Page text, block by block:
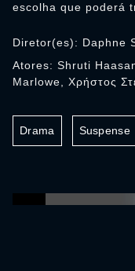
escolha que poderá
Diretor(es): Daphne
Atores: Shruti
Marlowe, Χρήστος
Drama Suspense